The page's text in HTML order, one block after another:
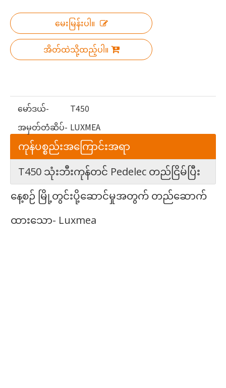
မေးမြန်းပါ။
အိတ်ထဲသို့ထည့်ပါ။
မော်ဒယ်-
T450
အမှတ်တံဆိပ်- LUXMEA
ကုန်ပစ္စည်းအကြောင်းအရာ
T450 သုံးဘီးကုန်တင် Pedelec တည်ငြိမ်ပြီး
နေ့စဉ် မြို့တွင်းပို့ဆောင်မှုအတွက် တည်ဆောက်
ထားသော- Luxmea